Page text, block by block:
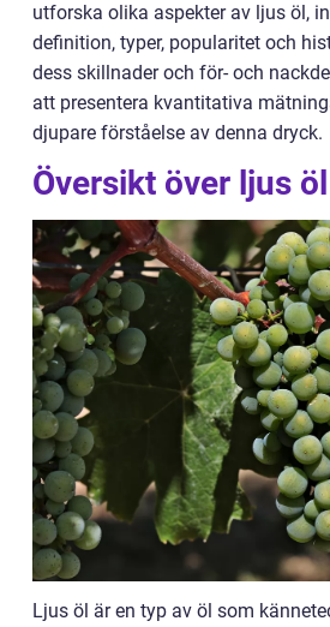
utforska olika aspekter av ljus öl,
definition, typer, popularitet och
dess skillnader och för- och
att presentera kvantitativa
djupare förståelse av denna dryck.
Översikt över ljus öl
Ljus öl är en typ av öl som